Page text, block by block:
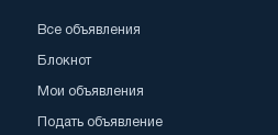
Все объявления
Блокнот
Мои объявления
Подать объявление